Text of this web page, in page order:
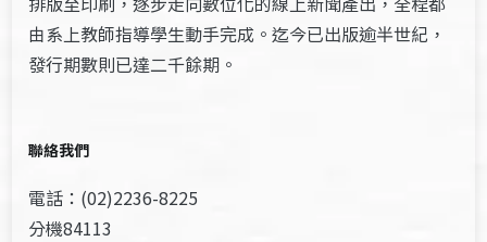
由系上教師指導學生動手完成。迄今已出版逾半世紀，
發行期數則已達二千餘期。
聯絡我們
電話：(02)2236-8225
分機84113